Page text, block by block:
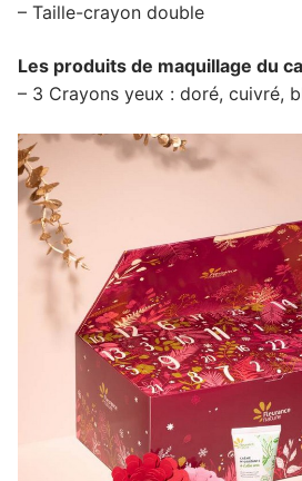
– Taille-crayon double
Les produits de maquillage du
– 3 Crayons yeux : doré, cuivré,